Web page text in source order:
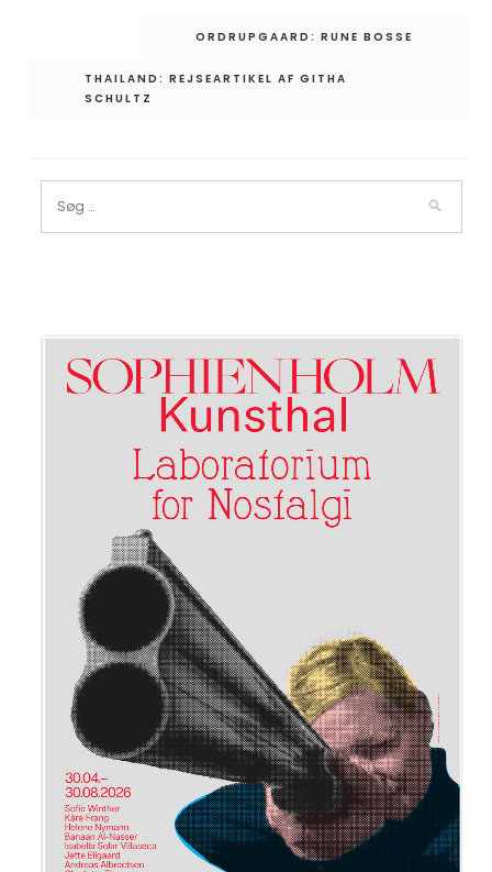
IndlægsnavigationORDRUPGAARD: RUNE BOSSE
THAILAND: REJSEARTIKEL AF GITHA
SCHULTZ